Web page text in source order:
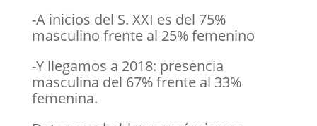
-A inicios del S. XXI es del 75%
masculino frente al 25% femenino
-Y llegamos a 2018: presencia
masculina del 67% frente al 33%
femenina.